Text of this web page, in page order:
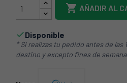
 AÑADIR AL
Disponible
* Si realizas tu pedido antes de las
destino y excepto fines de